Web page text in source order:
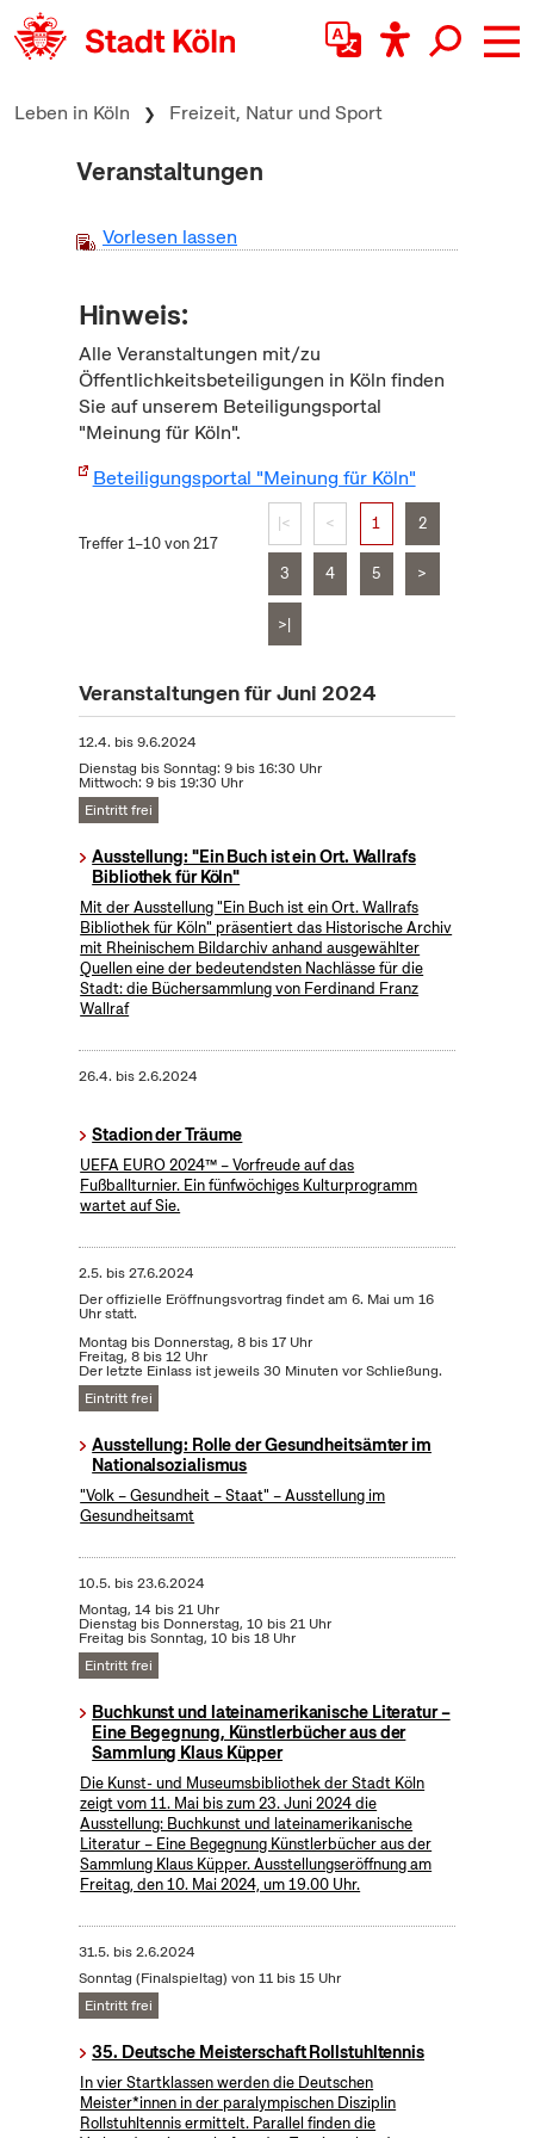
zum Inhalt springen
Leben in Köln Freizeit, Natur und Sport
Veranstaltungen
Vorlesen lassen
Hinweis:
Alle Veranstaltungen mit/zu
Öffentlichkeitsbeteiligungen in Köln finden
Sie auf unserem Beteiligungsportal
"Meinung für Köln".
Beteiligungsportal "Meinung für Köln"
Treffer 1–10 von 217
|< < 1 2
3 4 5 >
>|
Veranstaltungen für Juni 2024
12.4. bis9.6.2024
Dienstag bis Sonntag: 9 bis 16:30 Uhr
Mittwoch: 9 bis 19:30 Uhr
Eintritt frei
Ausstellung: "Ein Buch ist ein Ort. Wallrafs
Bibliothek für Köln"
Mit der Ausstellung "Ein Buch ist ein Ort. Wallrafs
Bibliothek für Köln" präsentiert das Historische Archiv
mit Rheinischem Bildarchiv anhand ausgewählter
Quellen eine der bedeutendsten Nachlässe für die
Stadt: die Büchersammlung von Ferdinand Franz
Wallraf
26.4. bis2.6.2024
Stadion der Träume
UEFA EURO 2024™ – Vorfreude auf das
Fußballturnier. Ein fünfwöchiges Kulturprogramm
wartet auf Sie.
2.5. bis27.6.2024
Der offizielle Eröffnungsvortrag findet am 6. Mai um 16
Uhr statt.
Montag bis Donnerstag, 8 bis 17 Uhr
Freitag, 8 bis 12 Uhr
Der letzte Einlass ist jeweils 30 Minuten vor Schließung.
Eintritt frei
Ausstellung: Rolle der Gesundheitsämter im
Nationalsozialismus
"Volk – Gesundheit – Staat" – Ausstellung im
Gesundheitsamt
10.5. bis23.6.2024
Montag, 14 bis 21 Uhr
Dienstag bis Donnerstag, 10 bis 21 Uhr
Freitag bis Sonntag, 10 bis 18 Uhr
Eintritt frei
Buchkunst und lateinamerikanische Literatur –
Eine Begegnung, Künstlerbücher aus der
Sammlung Klaus Küpper
Die Kunst- und Museumsbibliothek der Stadt Köln
zeigt vom 11. Mai bis zum 23. Juni 2024 die
Ausstellung: Buchkunst und lateinamerikanische
Literatur – Eine Begegnung Künstlerbücher aus der
Sammlung Klaus Küpper. Ausstellungseröffnung am
Freitag, den 10. Mai 2024, um 19.00 Uhr.
31.5. bis2.6.2024
Sonntag (Finalspieltag) von 11 bis 15 Uhr
Eintritt frei
35. Deutsche Meisterschaft Rollstuhltennis
In vier Startklassen werden die Deutschen
Meister*innen in der paralympischen Disziplin
Rollstuhltennis ermittelt. Parallel finden die